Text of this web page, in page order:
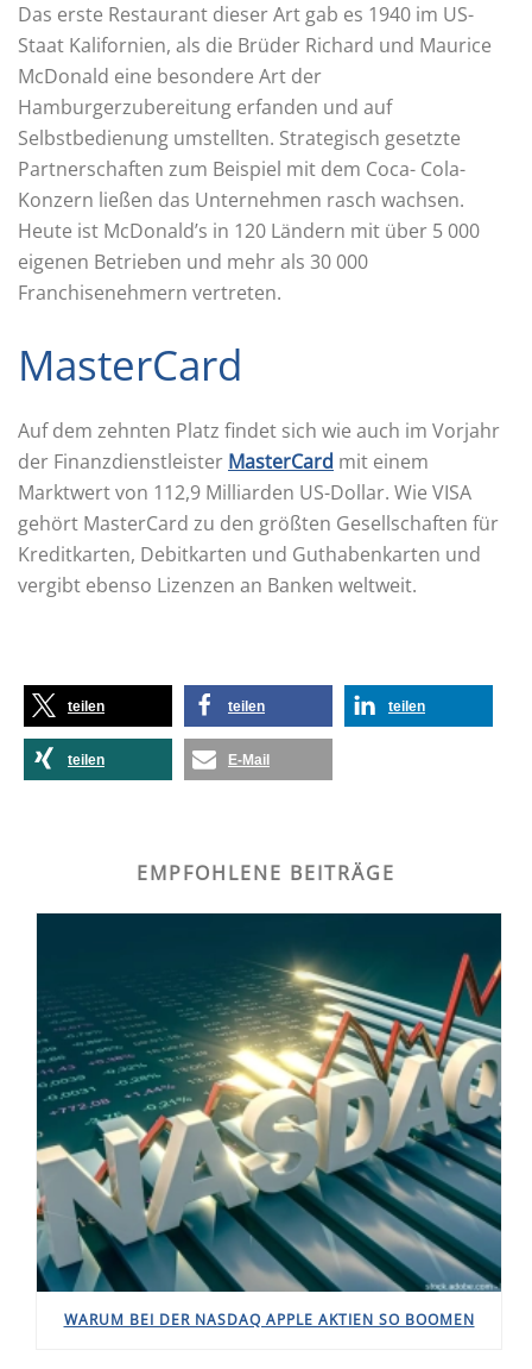
Das erste Restaurant dieser Art gab es 1940 im US-
Staat Kalifornien, als die Brüder Richard und Maurice
McDonald eine besondere Art der
Hamburgerzubereitung erfanden und auf
Selbstbedienung umstellten. Strategisch gesetzte
Partnerschaften zum Beispiel mit dem Coca- Cola-
Konzern ließen das Unternehmen rasch wachsen.
Heute ist McDonald’s in 120 Ländern mit über 5 000
eigenen Betrieben und mehr als 30 000
Franchisenehmern vertreten.
MasterCard
Auf dem zehnten Platz findet sich wie auch im Vorjahr
der Finanzdienstleister MasterCard mit einem
Marktwert von 112,9 Milliarden US-Dollar. Wie VISA
gehört MasterCard zu den größten Gesellschaften für
Kreditkarten, Debitkarten und Guthabenkarten und
vergibt ebenso Lizenzen an Banken weltweit.
teilen teilen teilen
teilen E-Mail
EMPFOHLENE BEITRÄGE
WARUM BEI DER NASDAQ APPLE AKTIEN SO BOOMEN